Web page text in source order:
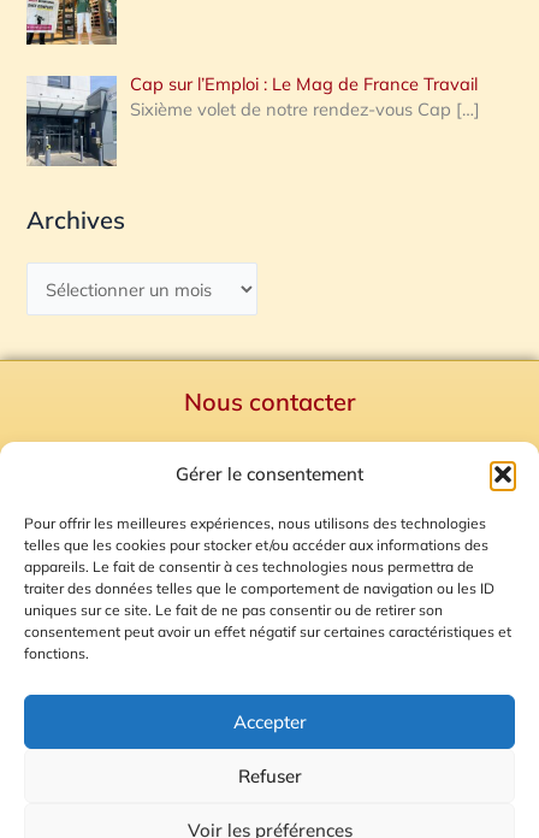
Gérer le consentement
Pour offrir les meilleures expériences, nous utilisons des technologies
telles que les cookies pour stocker et/ou accéder aux informations des
appareils. Le fait de consentir à ces technologies nous permettra de
traiter des données telles que le comportement de navigation ou les ID
uniques sur ce site. Le fait de ne pas consentir ou de retirer son
consentement peut avoir un effet négatif sur certaines caractéristiques et
fonctions.
Accepter
Refuser
Voir les préférences
Cap sur l’Emploi : Le Mag de France Travail
Sixième volet de notre rendez-vous Cap […]
Archives
Nous contacter
Mentions Légales
Plan du site
Gestion des Cookies
© 2026 Radio Calade